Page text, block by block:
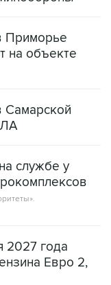
службе у
года